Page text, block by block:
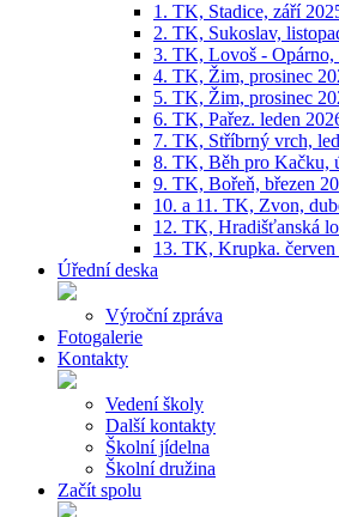
1. TK, Stadice, září
2. TK, Sukoslav,
3. TK, Lovoš - Opárno,
4. TK, Žim, prosinec
5. TK, Žim, prosinec
6. TK, Pařez. leden
7. TK, Stříbrný vrch,
8. TK, Běh pro Kačku,
9. TK, Bořeň, březen
10. a 11. TK, Zvon,
12. TK, Hradišťanská
13. TK, Krupka. červen
Úřední deska
Výroční zpráva
Fotogalerie
Kontakty
Vedení školy
Další kontakty
Školní jídelna
Školní družina
Začít spolu